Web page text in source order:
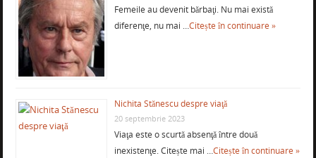
Femeile au devenit bărbaţi. Nu mai există
diferenţe, nu mai …Citește în continuare »
Nichita Stănescu despre viaţă
20 septembrie 2023
Viaţa este o scurtă absenţă între două
inexistenţe. Citește mai …Citește în continuare »